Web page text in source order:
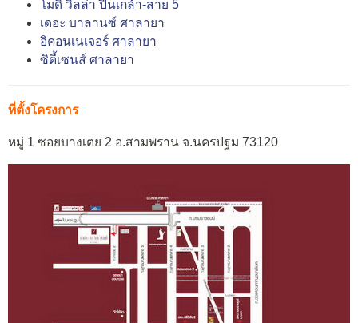
โมดิ วิลล่า ปิ่นเกล้า-สาย 5
เดอะ บาลานซ์ ศาลายา
อิคอนเนเจอร์ ศาลายา
ซิตี้เซนส์ ศาลายา
ที่ตั้งโครงการ
หมู่ 1 ซอยบางเตย 2 อ.สามพราน จ.นครปฐม 73120